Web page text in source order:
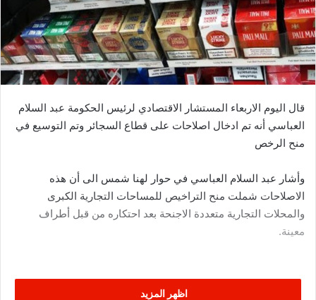
قال اليوم الاربعاء المستشار الاقتصادي لرئيس الحكومة عبد السلام
العباسي أنه تم ادخال اصلاحات على قطاع السجائر وتم التوسيع في
منح الرخص
وأشار عبد السلام العباسي في حوار لهنا شمس الى أن هذه
الاصلاحات شملت منح التراخيص للمساحات التجارية الكبرى
والمحلات التجارية متعددة الاجنحة بعد احتكاره من قبل أطراف
معينة.
اظهر المزيد